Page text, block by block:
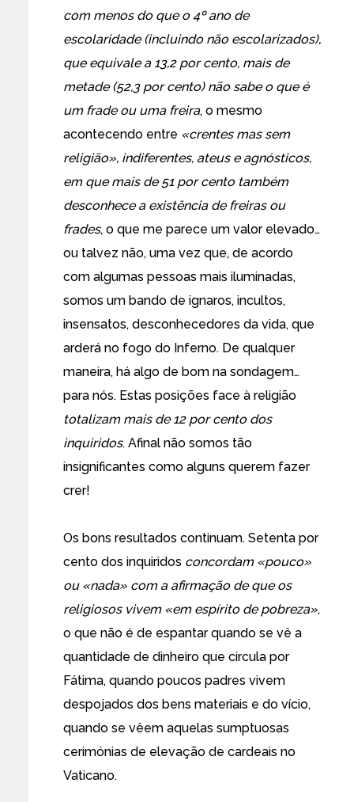
com menos do que o 4º ano de
escolaridade (incluindo não escolarizados),
que equivale a 13,2 por cento, mais de
metade (52,3 por cento) não sabe o que é
um frade ou uma freira, o mesmo
acontecendo entre «crentes mas sem
religião», indiferentes, ateus e agnósticos,
em que mais de 51 por cento também
desconhece a existência de freiras ou
frades, o que me parece um valor elevado…
ou talvez não, uma vez que, de acordo
com algumas pessoas mais iluminadas,
somos um bando de ignaros, incultos,
insensatos, desconhecedores da vida, que
arderá no fogo do Inferno. De qualquer
maneira, há algo de bom na sondagem…
para nós. Estas posições face à religião
totalizam mais de 12 por cento dos
inquiridos. Afinal não somos tão
insignificantes como alguns querem fazer
crer!
Os bons resultados continuam. Setenta por
cento dos inquiridos concordam «pouco»
ou «nada» com a afirmação de que os
religiosos vivem «em espírito de pobreza»,
o que não é de espantar quando se vê a
quantidade de dinheiro que circula por
Fátima, quando poucos padres vivem
despojados dos bens materiais e do vício,
quando se vêem aquelas sumptuosas
cerimónias de elevação de cardeais no
Vaticano.